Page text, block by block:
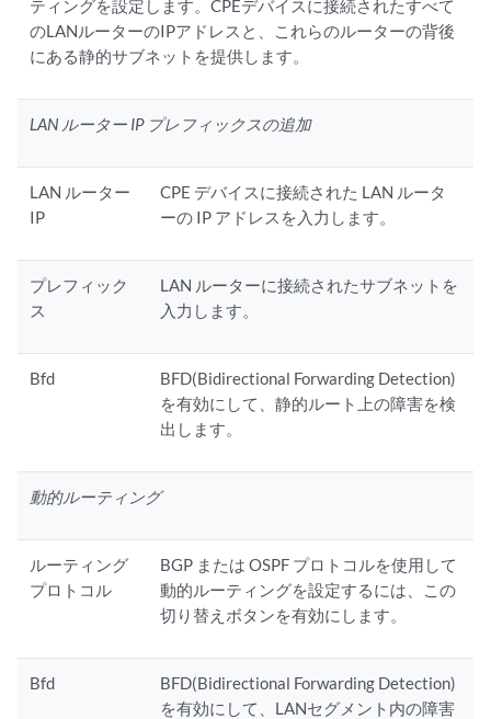
ティングを設定します。CPEデバイスに接続されたすべて
のLANルーターのIPアドレスと、これらのルーターの背後
にある静的サブネットを提供します。
LAN ルーター IP プレフィックスの追加
LAN ルーター
IP
CPE デバイスに接続された LAN ルータ
ーの IP アドレスを入力します。
プレフィック
ス
LAN ルーターに接続されたサブネットを
入力します。
Bfd
BFD(Bidirectional Forwarding Detection)
を有効にして、静的ルート上の障害を検
出します。
動的ルーティング
ルーティング
プロトコル
BGP または OSPF プロトコルを使用して
動的ルーティングを設定するには、この
切り替えボタンを有効にします。
Bfd
BFD(Bidirectional Forwarding Detection)
を有効にして、LANセグメント内の障害